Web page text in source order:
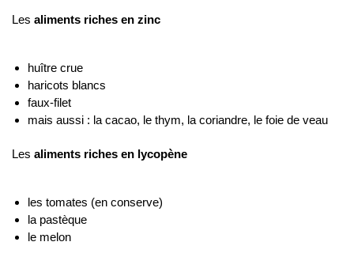
Les aliments riches en zinc
huître crue
haricots blancs
faux-filet
mais aussi : la cacao, le thym, la coriandre, le foie de veau
Les aliments riches en lycopène
les tomates (en conserve)
la pastèque
le melon